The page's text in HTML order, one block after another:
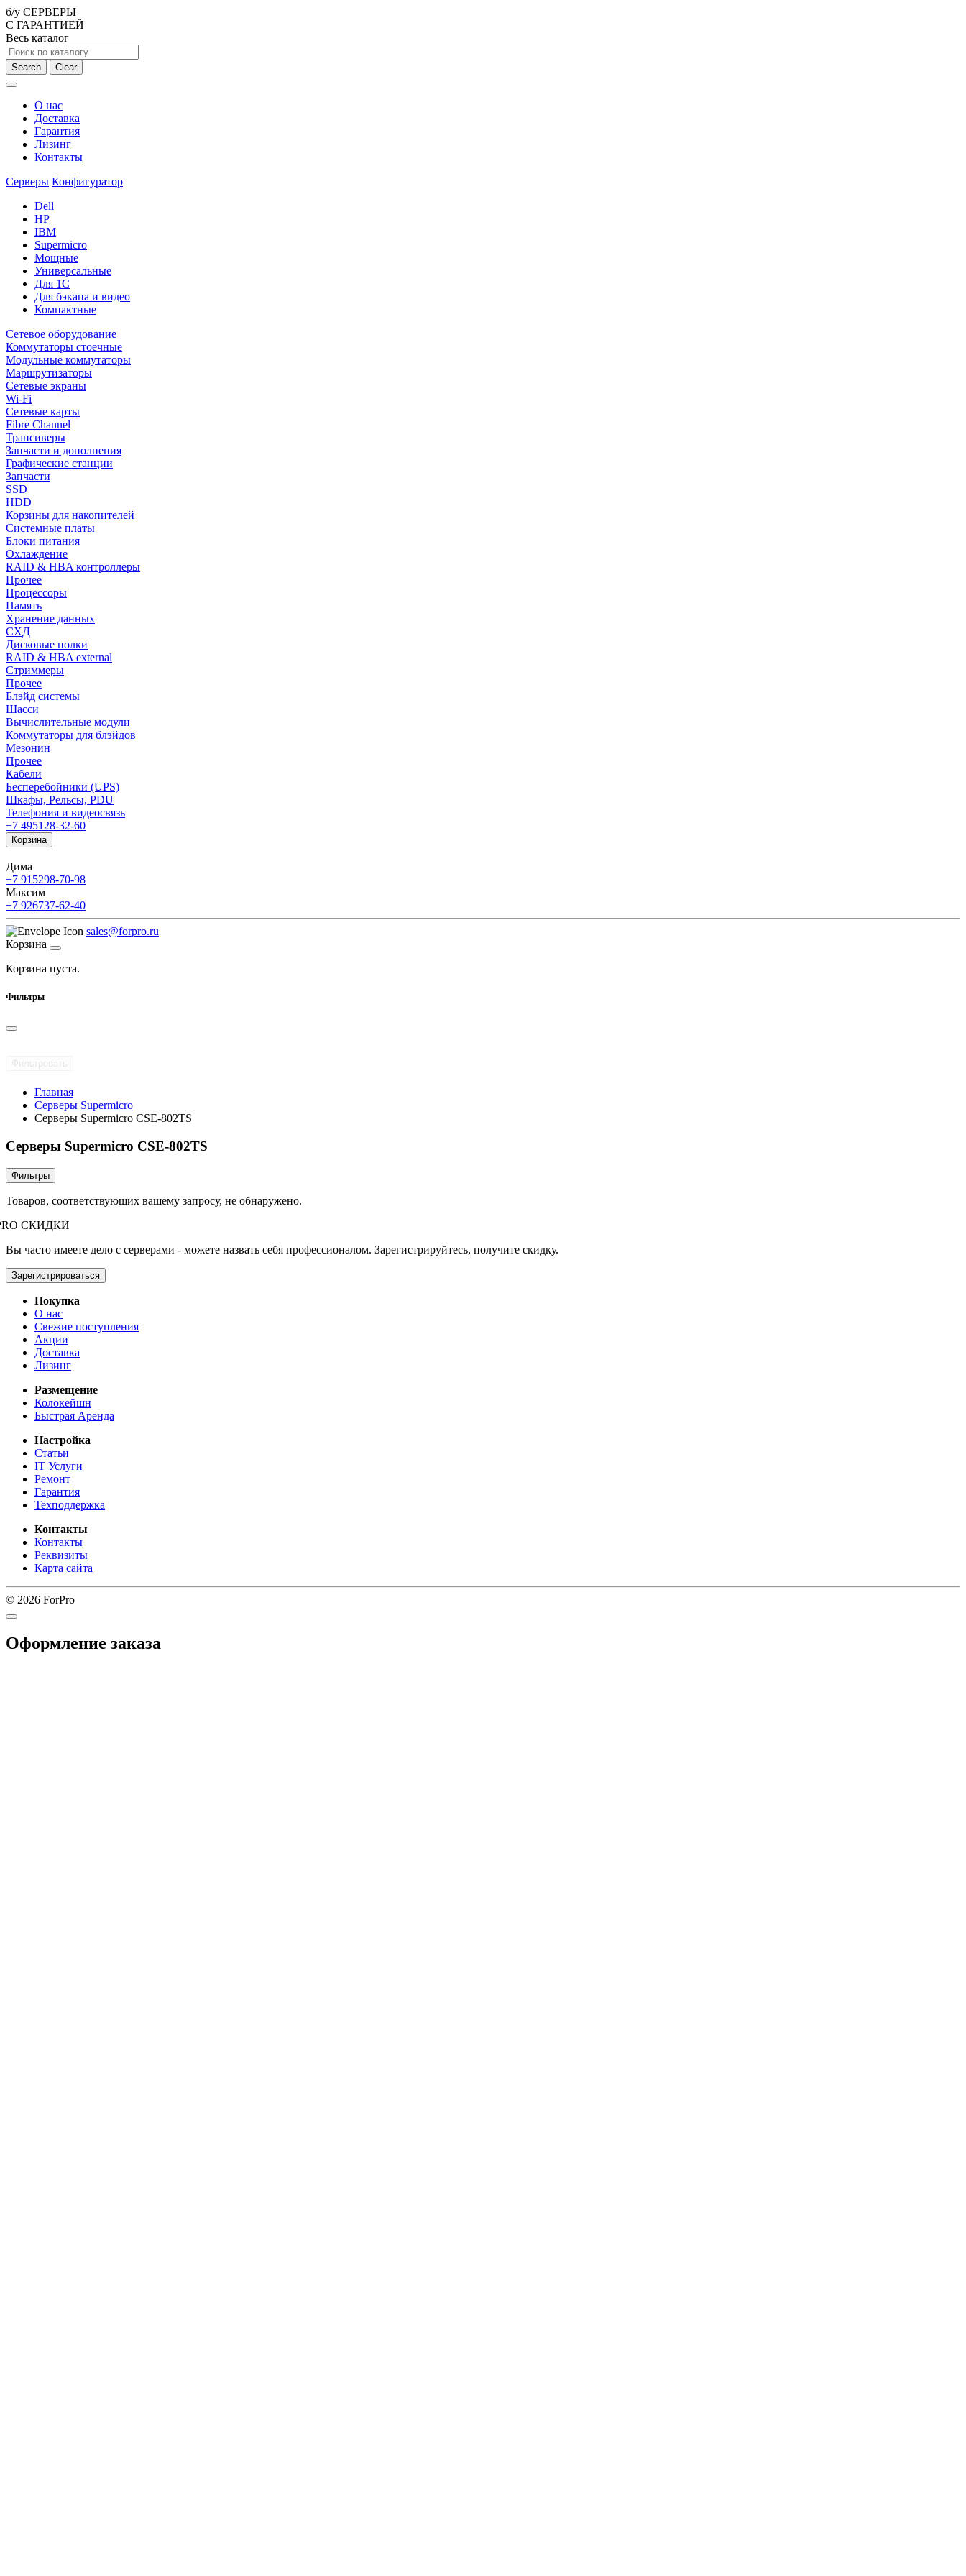
б/у СЕРВЕРЫ
С ГАРАНТИЕЙ
Весь каталог
Search Clear
О нас
Доставка
Гарантия
Лизинг
Контакты
Серверы Конфигуратор
Dell
HP
IBM
Supermicro
Мощные
Универсальные
Для 1С
Для бэкапа и видео
Компактные
Сетевое оборудование
Коммутаторы стоечные
Модульные коммутаторы
Маршрутизаторы
Сетевые экраны
Wi-Fi
Сетевые карты
Fibre Channel
Трансиверы
Запчасти и дополнения
Графические станции
Запчасти
SSD
HDD
Корзины для накопителей
Системные платы
Блоки питания
Охлаждение
RAID & HBA контроллеры
Прочее
Процессоры
Память
Хранение данных
СХД
Дисковые полки
RAID & HBA external
Стриммеры
Прочее
Блэйд системы
Шасси
Вычислительные модули
Коммутаторы для блэйдов
Мезонин
Прочее
Кабели
Бесперебойники (UPS)
Шкафы, Рельсы, PDU
Телефония и видеосвязь
+7 495128-32-60
Корзина
Дима
+7 915298-70-98
Максим
+7 926737-62-40
sales@forpro.ru
Корзина
Корзина пуста.
Фильтры
Главная
Серверы Supermicro
Серверы Supermicro CSE-802TS
Серверы Supermicro CSE-802TS
Фильтры
Товаров, соответствующих вашему запросу, не обнаружено.
СКИДКИ
Вы часто имеете дело с серверами - можете назвать себя профессионалом. Зарегистрируйтесь, получите скидку.
Зарегистрироваться
Покупка
О нас
Свежие поступления
Акции
Доставка
Лизинг
Размещение
Колокейшн
Быстрая Аренда
Настройка
Статьи
IT Услуги
Ремонт
Гарантия
Техподдержка
Контакты
Контакты
Реквизиты
Карта сайта
© 2026 ForPro
Оформление заказа